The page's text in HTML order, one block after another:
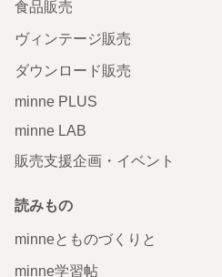
食品販売
ヴィンテージ販売
ダウンロード販売
minne PLUS
minne LAB
販売支援企画・イベント
読みもの
minneとものづくりと
minne学習帖